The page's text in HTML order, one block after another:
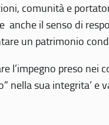
comunità e
anche il senso di
un patrimonio
l’impegno preso nei
nella sua integrita’ e